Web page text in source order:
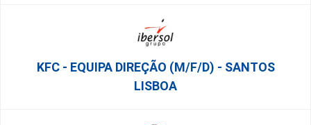
KFC - EQUIPA DIREÇÃO (m/f/d) - SANTOS
LISBOA